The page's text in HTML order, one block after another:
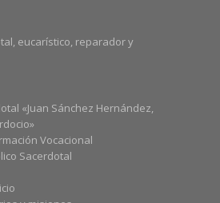
eucarístico, reparador y
«Juan Sánchez Hernández,
Vocacional
Sacerdotal